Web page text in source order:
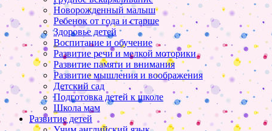
Новорожденный малыш
Ребенок от года и старше
Здоровье детей
Воспитание и обучение
Развитие речи и мелкой моторики
Развитие памяти и внимания
Развитие мышления и воображения
Детский сад
Подготовка детей к школе
Школа мам
Развитие детей